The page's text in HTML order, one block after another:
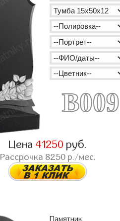
B009
Цена 41250 руб.
Рассрочка 8250р./мес.
Памятник